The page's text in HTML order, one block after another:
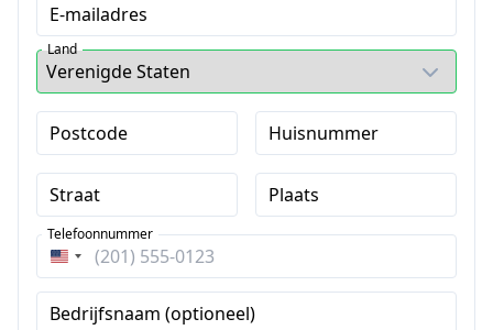
E-mailadres
Land
Postcode Huisnummer
Straat Plaats
Verenigde
Staten
+1
Telefoonnummer
Bedrijfsnaam (optioneel)